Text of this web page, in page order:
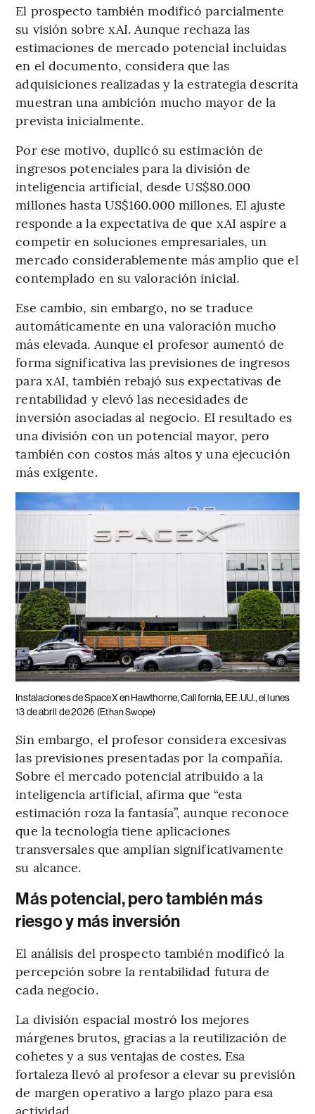
El prospecto también modificó parcialmente
su visión sobre xAI. Aunque rechaza las
estimaciones de mercado potencial incluidas
en el documento, considera que las
adquisiciones realizadas y la estrategia descrita
muestran una ambición mucho mayor de la
prevista inicialmente.
Por ese motivo, duplicó su estimación de
ingresos potenciales para la división de
inteligencia artificial, desde US$80.000
millones hasta US$160.000 millones. El ajuste
responde a la expectativa de que xAI aspire a
competir en soluciones empresariales, un
mercado considerablemente más amplio que el
contemplado en su valoración inicial.
Ese cambio, sin embargo, no se traduce
automáticamente en una valoración mucho
más elevada. Aunque el profesor aumentó de
forma significativa las previsiones de ingresos
para xAI, también rebajó sus expectativas de
rentabilidad y elevó las necesidades de
inversión asociadas al negocio. El resultado es
una división con un potencial mayor, pero
también con costos más altos y una ejecución
más exigente.
Instalaciones de SpaceX en Hawthorne, California, EE.UU., el lunes
13 de abril de 2026 (Ethan Swope)
Sin embargo, el profesor considera excesivas
las previsiones presentadas por la compañía.
Sobre el mercado potencial atribuido a la
inteligencia artificial, afirma que “esta
estimación roza la fantasía”, aunque reconoce
que la tecnología tiene aplicaciones
transversales que amplían significativamente
su alcance.
Más potencial, pero también más
riesgo y más inversión
El análisis del prospecto también modificó la
percepción sobre la rentabilidad futura de
cada negocio.
La división espacial mostró los mejores
márgenes brutos, gracias a la reutilización de
cohetes y a sus ventajas de costes. Esa
fortaleza llevó al profesor a elevar su previsión
de margen operativo a largo plazo para esa
actividad.